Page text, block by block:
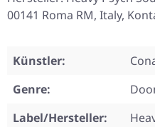
00141 Roma RM, Italy,
Künstler:
Genre:
Label/Hersteller: